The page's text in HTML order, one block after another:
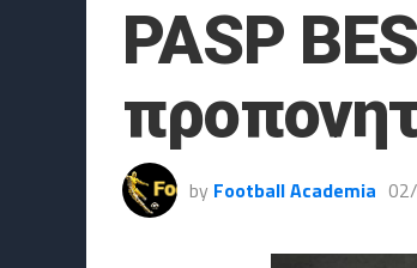
PASP
by Football Academia